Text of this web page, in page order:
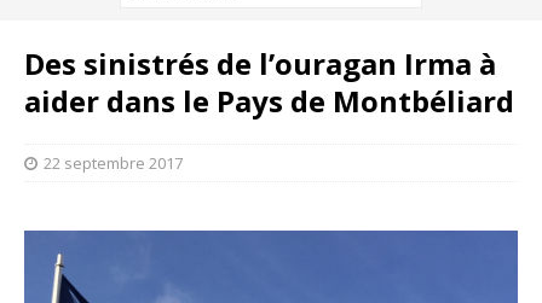
Des sinistrés de l’ouragan Irma à
aider dans le Pays de Montbéliard
22 septembre 2017